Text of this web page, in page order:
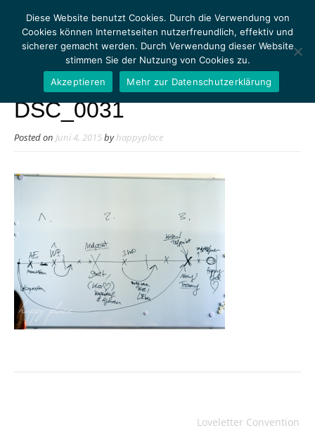
MENU
DSC_0031
Posted on Juni 4, 2015byhappyplace
Loveletter Convention
Diese Website benutzt Cookies. Durch die Verwendung von
Cookies können Internetseiten nutzerfreundlich, effektiv und
sicherer gemacht werden. Durch Verwendung dieser Website
stimmen Sie der Nutzung von Cookies zu.
Akzeptieren
Mehr zur Datenschutzerklärung